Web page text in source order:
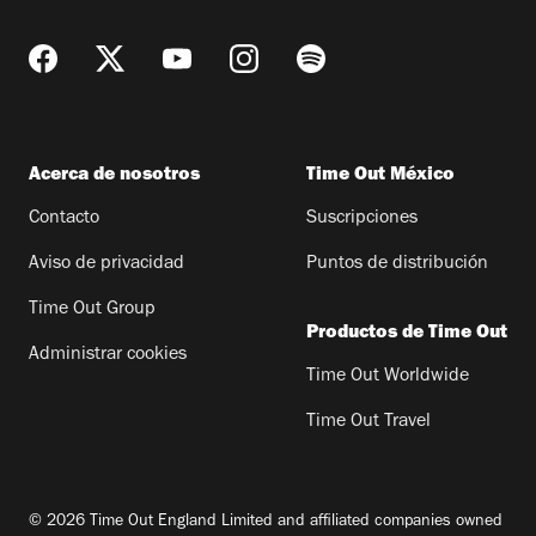
Acerca de nosotros
Contacto
Aviso de privacidad
Time Out Group
Administrar cookies
Time Out México
Suscripciones
Puntos de distribución
Productos de Time Out
Time Out Worldwide
Time Out Travel
© 2026 Time Out England Limited and affiliated companies owned